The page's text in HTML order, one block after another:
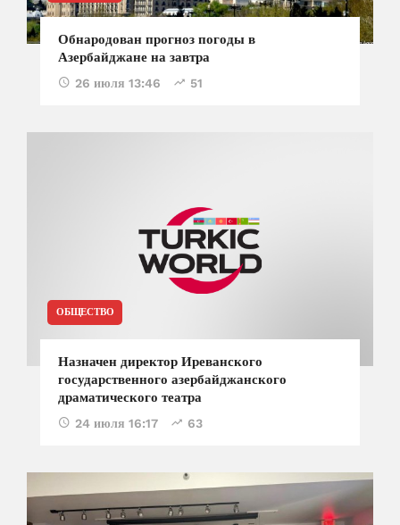
Обнародован прогноз погоды в
Азербайджане на завтра
26 июля 13:46 51
ОБЩЕСТВО
Назначен директор Иреванского
государственного азербайджанского
драматического театра
24 июля 16:17 63